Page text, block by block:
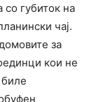
со губиток на
чај.
за
кои не